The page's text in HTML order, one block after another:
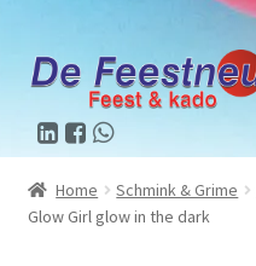
Home Schmink & Grime
Glow Girl glow in the dark